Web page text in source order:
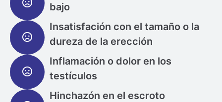
bajo
Insatisfación con el tamaño o la
dureza de la erección
Inflamación o dolor en los
testículos
Hinchazón en el escroto